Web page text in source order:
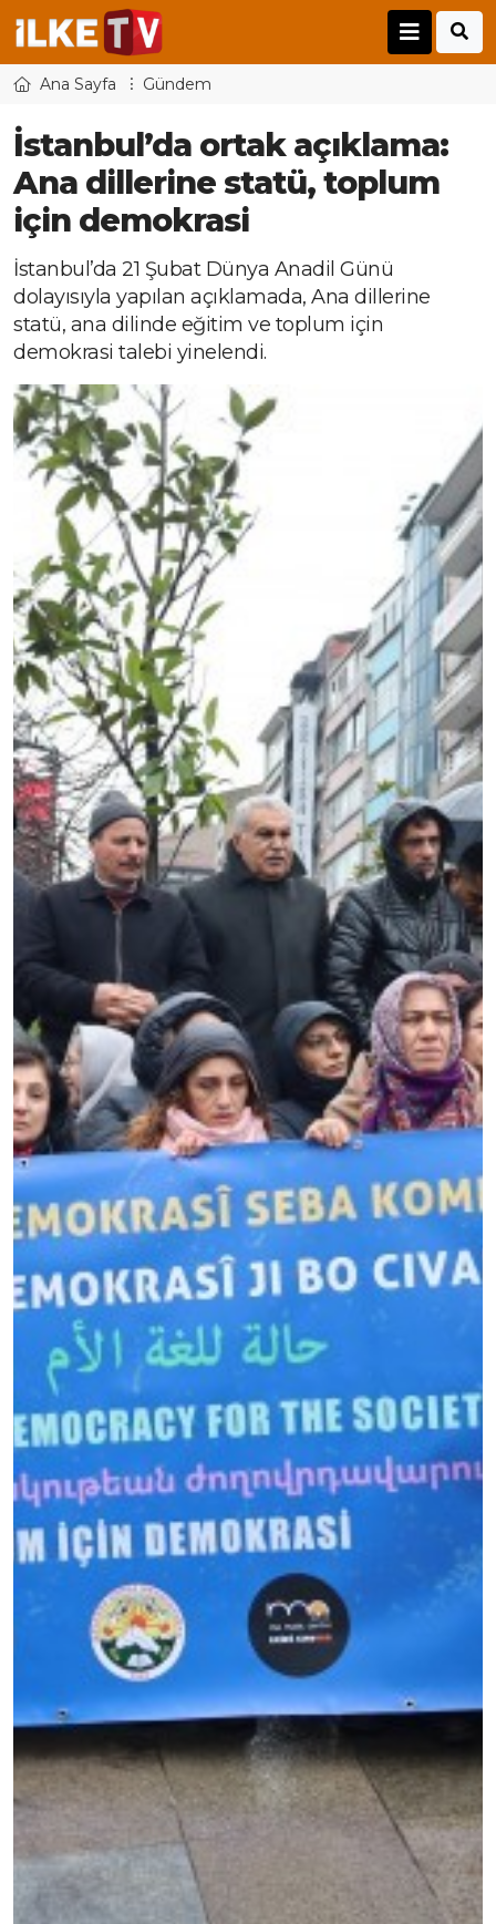
Ana Sayfa Gündem
İstanbul’da ortak açıklama:
Ana dillerine statü, toplum
için demokrasi
İstanbul’da 21 Şubat Dünya Anadil Günü
dolayısıyla yapılan açıklamada, Ana dillerine
statü, ana dilinde eğitim ve toplum için
demokrasi talebi yinelendi.